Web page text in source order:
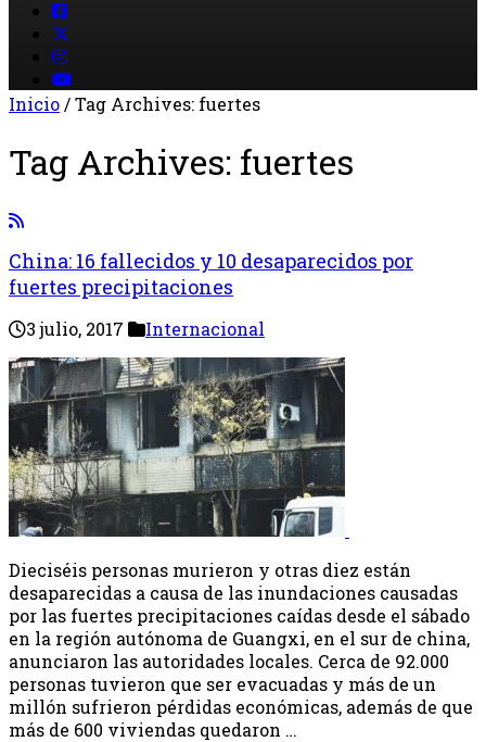
Inicio/Tag Archives: fuertes
Tag Archives: fuertes
China: 16 fallecidos y 10 desaparecidos por
fuertes precipitaciones
3 julio, 2017 Internacional
Dieciséis personas murieron y otras diez están
desaparecidas a causa de las inundaciones causadas
por las fuertes precipitaciones caídas desde el sábado
en la región autónoma de Guangxi, en el sur de china,
anunciaron las autoridades locales. Cerca de 92.000
personas tuvieron que ser evacuadas y más de un
millón sufrieron pérdidas económicas, además de que
más de 600 viviendas quedaron …